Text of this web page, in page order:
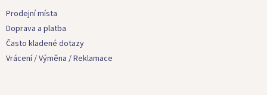
Prodejní místa
Doprava a platba
Často kladené dotazy
Vrácení / Výměna / Reklamace